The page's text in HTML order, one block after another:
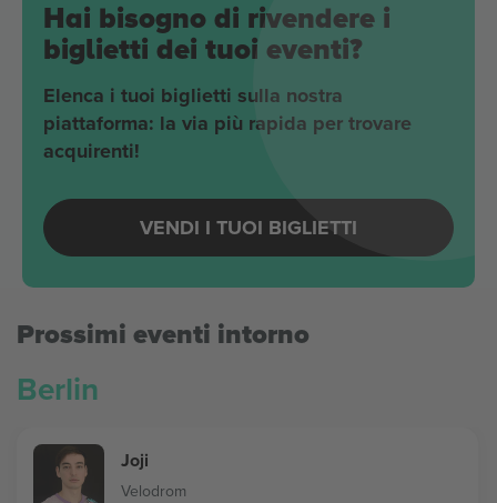
Hai bisogno di rivendere i
biglietti dei tuoi eventi?
Elenca i tuoi biglietti sulla nostra
piattaforma: la via più rapida per trovare
acquirenti!
VENDI I TUOI BIGLIETTI
Prossimi eventi intorno
Berlin
Joji
Velodrom